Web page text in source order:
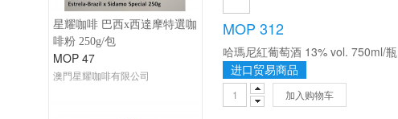
星耀咖啡 巴西x西達摩特選咖
啡粉 250g/包
MOP 47
澳門星耀咖啡有限公司
MOP 312
哈瑪尼紅葡萄酒 13% vol. 750ml/瓶
进口贸易商品
加入购物车